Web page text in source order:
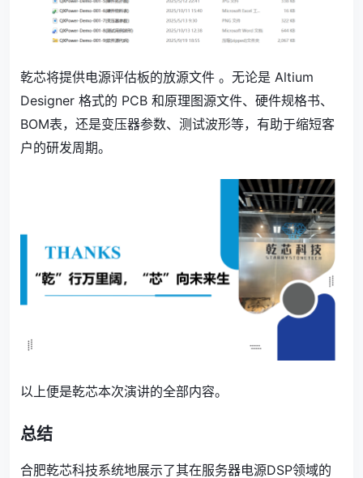
乾芯将提供电源评估板的放源文件 。无论是 Altium
Designer 格式的 PCB 和原理图源文件、硬件规格书、
BOM表，还是变压器参数、测试波形等，有助于缩短客
户的研发周期。
以上便是乾芯本次演讲的全部内容。
总结
合肥乾芯科技系统地展示了其在服务器电源DSP领域的